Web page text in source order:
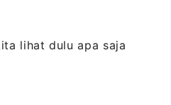
lihat dulu apa saja